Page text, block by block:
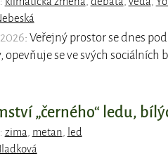
: Veřejný prostor se dnes
opevňuje se ve svých sociálních
„černého“ ledu,
zima metan
led